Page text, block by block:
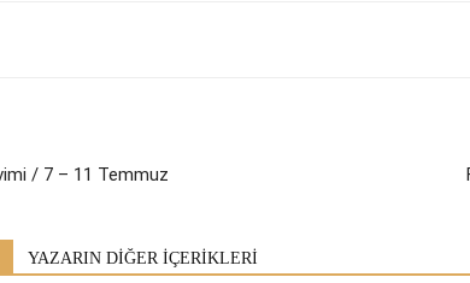
/ 7 – 11 Temmuz
YAZARIN DİĞER İÇERİKLERİ